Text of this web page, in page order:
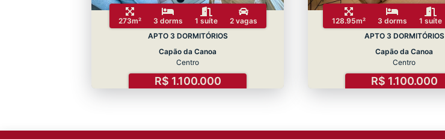
273m² 3 dorms 1 suíte
2 vagas
APTO 3 DORMITÓRIOS
Capão da Canoa
Centro
R$ 1.100.000
128.95m² 3 dorms 1 suíte
APTO 3 DORMITÓRIOS
Capão da Canoa
Centro
R$ 1.100.000